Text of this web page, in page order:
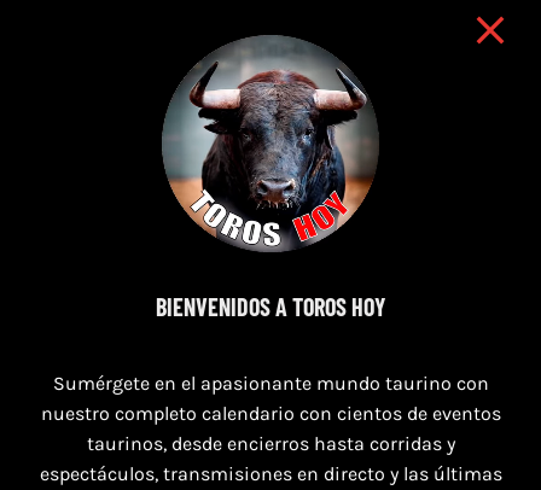
7 de agosto de 2026
BIENVENIDOS A TOROS HOY
Sumérgete en el apasionante mundo taurino con
nuestro completo calendario con cientos de eventos
taurinos, desde encierros hasta corridas y
espectáculos, transmisiones en directo y las últimas